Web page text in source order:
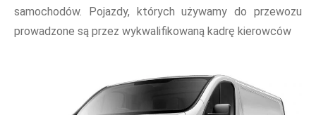
samochodów. Pojazdy, których używamy do przewozu
prowadzone są przez wykwalifikowaną kadrę kierowców